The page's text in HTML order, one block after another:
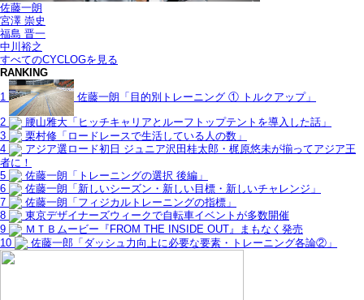
佐藤一朗
宮澤 崇史
福島 晋一
中川裕之
すべてのCYCLOGを見る
RANKING
1
佐藤一朗「目的別トレーニング ① トルクアップ」
2
腰山雅大「ヒッチキャリアとルーフトップテントを導入した話」
3
栗村修「ロードレースで生活している人の数」
4
アジア選ロード初日 ジュニア沢田桂太郎・梶原悠未が揃ってアジア王
者に！
5
佐藤一朗「トレーニングの選択 後編」
6
佐藤一朗「新しいシーズン・新しい目標・新しいチャレンジ」
7
佐藤一朗「フィジカルトレーニングの指標」
8
東京デザイナーズウィークで自転車イベントが多数開催
9
ＭＴＢムービー『FROM THE INSIDE OUT』まもなく発売
10
佐藤一郎「ダッシュ力向上に必要な要素・トレーニング各論②」